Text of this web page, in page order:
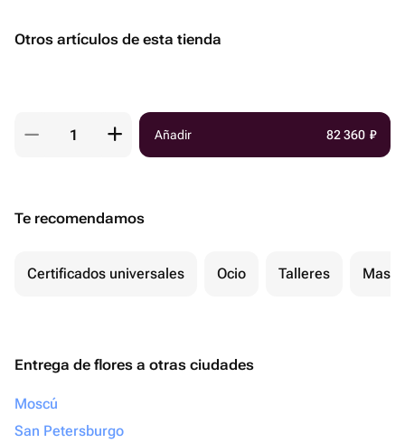
Otros artículos de esta tienda
Añadir 82 360 ₽
Te recomendamos
Certificados universales Ocio Talleres
Entrega de flores a otras ciudades
Moscú
San Petersburgo